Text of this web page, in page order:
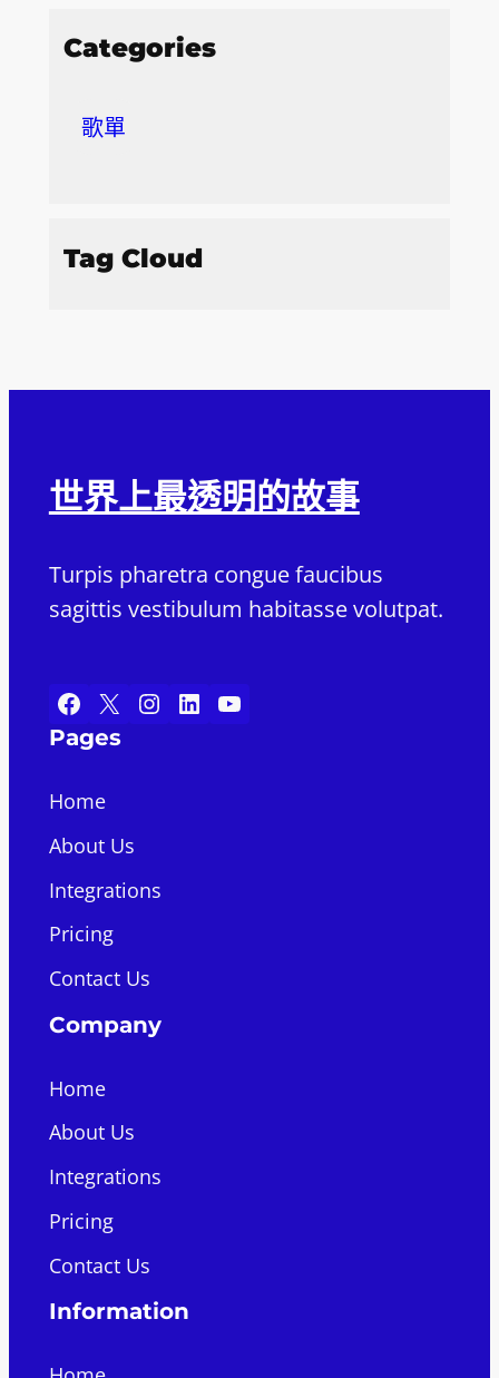
Categories
歌單
Tag Cloud
世界上最透明的故事
Turpis pharetra congue faucibus
sagittis vestibulum habitasse volutpat.
Facebook X Instagram LinkedIn YouTube
Pages
Home
About Us
Integrations
Pricing
Contact Us
Company
Home
About Us
Integrations
Pricing
Contact Us
Information